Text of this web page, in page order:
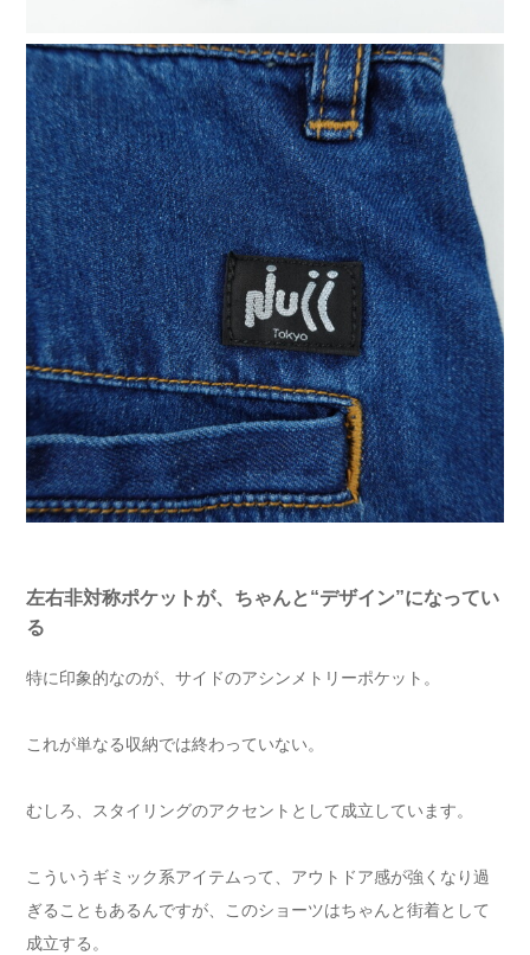
左右非対称ポケットが、ちゃんと“デザイン”になってい
る
特に印象的なのが、サイドのアシンメトリーポケット。
これが単なる収納では終わっていない。
むしろ、スタイリングのアクセントとして成立しています。
こういうギミック系アイテムって、アウトドア感が強くなり過
ぎることもあるんですが、このショーツはちゃんと街着として
成立する。